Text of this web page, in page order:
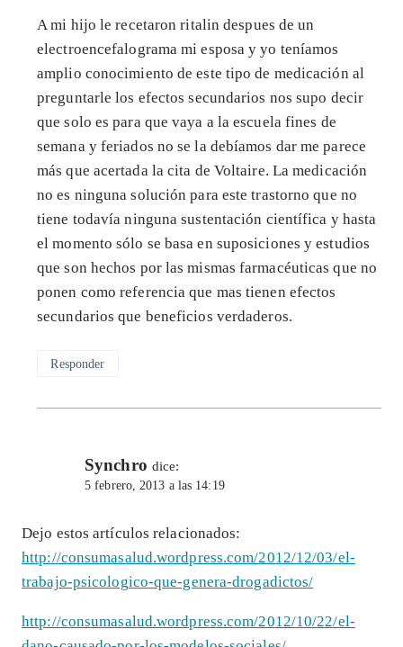
A mi hijo le recetaron ritalin despues de un
electroencefalograma mi esposa y yo teníamos
amplio conocimiento de este tipo de medicación al
preguntarle los efectos secundarios nos supo decir
que solo es para que vaya a la escuela fines de
semana y feriados no se la debíamos dar me parece
más que acertada la cita de Voltaire. La medicación
no es ninguna solución para este trastorno que no
tiene todavía ninguna sustentación científica y hasta
el momento sólo se basa en suposiciones y estudios
que son hechos por las mismas farmacéuticas que no
ponen como referencia que mas tienen efectos
secundarios que beneficios verdaderos.
Responder
Synchro dice:
5 febrero, 2013 a las 14:19
Dejo estos artículos relacionados:
http://consumasalud.wordpress.com/2012/12/03/el-
trabajo-psicologico-que-genera-drogadictos/
http://consumasalud.wordpress.com/2012/10/22/el-